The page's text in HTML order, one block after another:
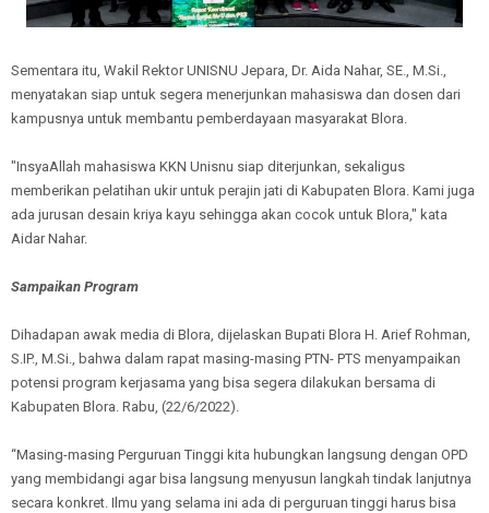
Sementara itu, Wakil Rektor UNISNU Jepara, Dr. Aida Nahar, SE., M.Si.,
menyatakan siap untuk segera menerjunkan mahasiswa dan dosen dari
kampusnya untuk membantu pemberdayaan masyarakat Blora.
"InsyaAllah mahasiswa KKN Unisnu siap diterjunkan, sekaligus
memberikan pelatihan ukir untuk perajin jati di Kabupaten Blora. Kami juga
ada jurusan desain kriya kayu sehingga akan cocok untuk Blora," kata
Aidar Nahar.
Sampaikan Program
Dihadapan awak media di Blora, dijelaskan Bupati Blora H. Arief Rohman,
S.IP., M.Si., bahwa dalam rapat masing-masing PTN- PTS menyampaikan
potensi program kerjasama yang bisa segera dilakukan bersama di
Kabupaten Blora. Rabu, (22/6/2022).
“Masing-masing Perguruan Tinggi kita hubungkan langsung dengan OPD
yang membidangi agar bisa langsung menyusun langkah tindak lanjutnya
secara konkret. Ilmu yang selama ini ada di perguruan tinggi harus bisa